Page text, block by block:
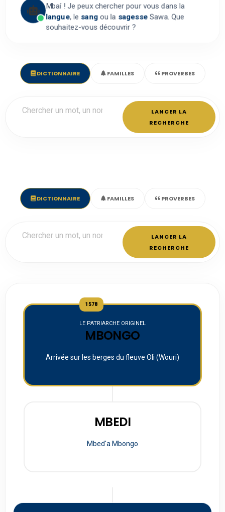
Mbaí ! Je peux chercher pour vous dans la
langue, le sangou la sagesse Sawa. Que
souhaitez-vous découvrir ?
DICTIONNAIRE FAMILLES PROVERBES
LANCER LA
RECHERCHE
DICTIONNAIRE FAMILLES PROVERBES
LANCER LA
RECHERCHE
1578
LE PATRIARCHE ORIGINEL
MBONGO
Arrivée sur les berges du fleuve Oli (Wouri)
MBEDI
Mbed'a Mbongo